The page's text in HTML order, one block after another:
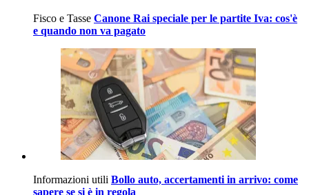
Fisco e Tasse Canone Rai speciale per le partite Iva: cos'è
e quando non va pagato
Informazioni utili Bollo auto, accertamenti in arrivo: come
sapere se si è in regola